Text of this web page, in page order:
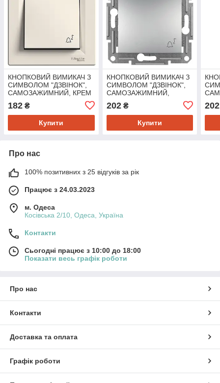
КНОПКОВИЙ ВИМИКАЧ З
СИМВОЛОМ "ДЗВІНОК",
САМОЗАЖИМНИЙ, КРЕМ
182 ₴
Купити
КНОПКОВИЙ ВИМИКАЧ З
СИМВОЛОМ "ДЗВІНОК",
САМОЗАЖИМНИЙ,
202₴
Купити
202
Про нас
100% позитивних з 25 відгуків за рік
Працює з 24.03.2023
м. Одеса
Косівська 2/10, Одеса, Україна
Контакти
Сьогодні працює з 10:00 до 18:00
Показати весь графік роботи
Про нас
Контакти
Доставка та оплата
Графік роботи